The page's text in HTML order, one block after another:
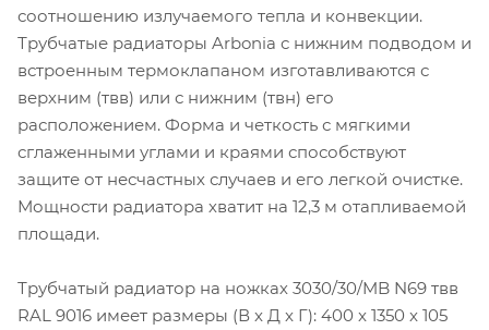
соотношению излучаемого тепла и конвекции.
Трубчатые радиаторы Arbonia с нижним подводом и
встроенным термоклапаном изготавливаются с
верхним (твв) или с нижним (твн) его
расположением. Форма и четкость с мягкими
сглаженными углами и краями способствуют
защите от несчастных случаев и его легкой очистке.
Мощности радиатора хватит на 12,3 м отапливаемой
площади.
Трубчатый радиатор на ножках 3030/30/MB N69 твв
RAL 9016 имеет размеры (В x Д x Г): 400 x 1350 x 105